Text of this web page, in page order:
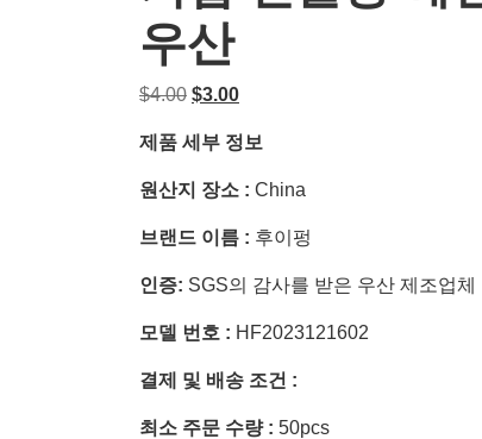
우산
$4.00 원
가
격
$4.00
습
니
$3.00현
가
격:
제품 세부 정보
원산지 장소 : China
브랜드 이름 : 후이펑
인증: SGS의 감사를 받은 우산 제조업체
모델 번호 : HF2023121602
결제 및 배송 조건 :
최소 주문 수량 : 50pcs